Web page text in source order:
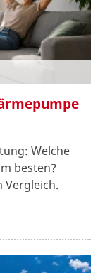
Welche
besten?
Vergleich.